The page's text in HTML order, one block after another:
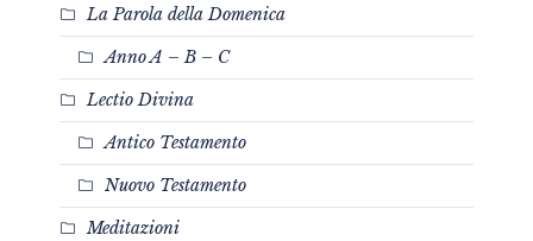
La Parola della Domenica
Anno A – B – C
Lectio Divina
Antico Testamento
Nuovo Testamento
Meditazioni